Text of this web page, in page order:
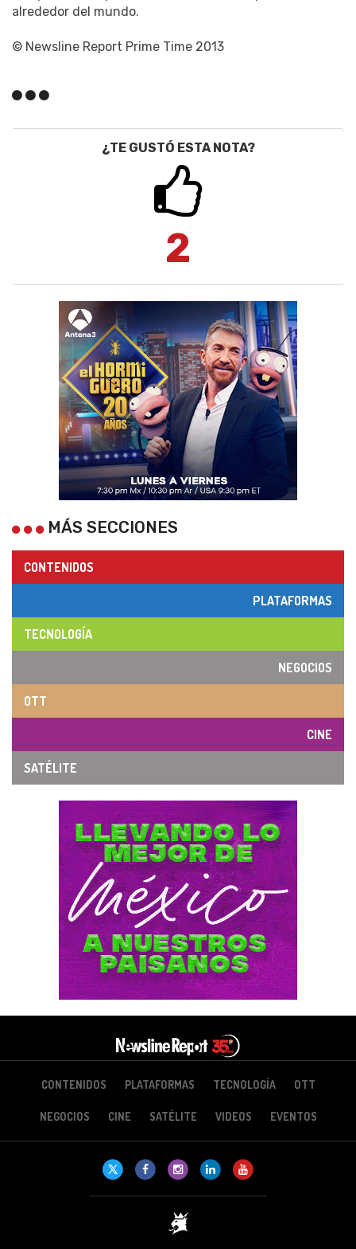
alrededor del mundo.
© Newsline Report Prime Time 2013
¿TE GUSTÓ ESTA NOTA?
2
MÁS SECCIONES
CONTENIDOS
PLATAFORMAS
TECNOLOGÍA
NEGOCIOS
OTT
CINE
SATÉLITE
CONTENIDOS PLATAFORMAS TECNOLOGÍA OTT
NEGOCIOS CINE SATÉLITE VIDEOS EVENTOS